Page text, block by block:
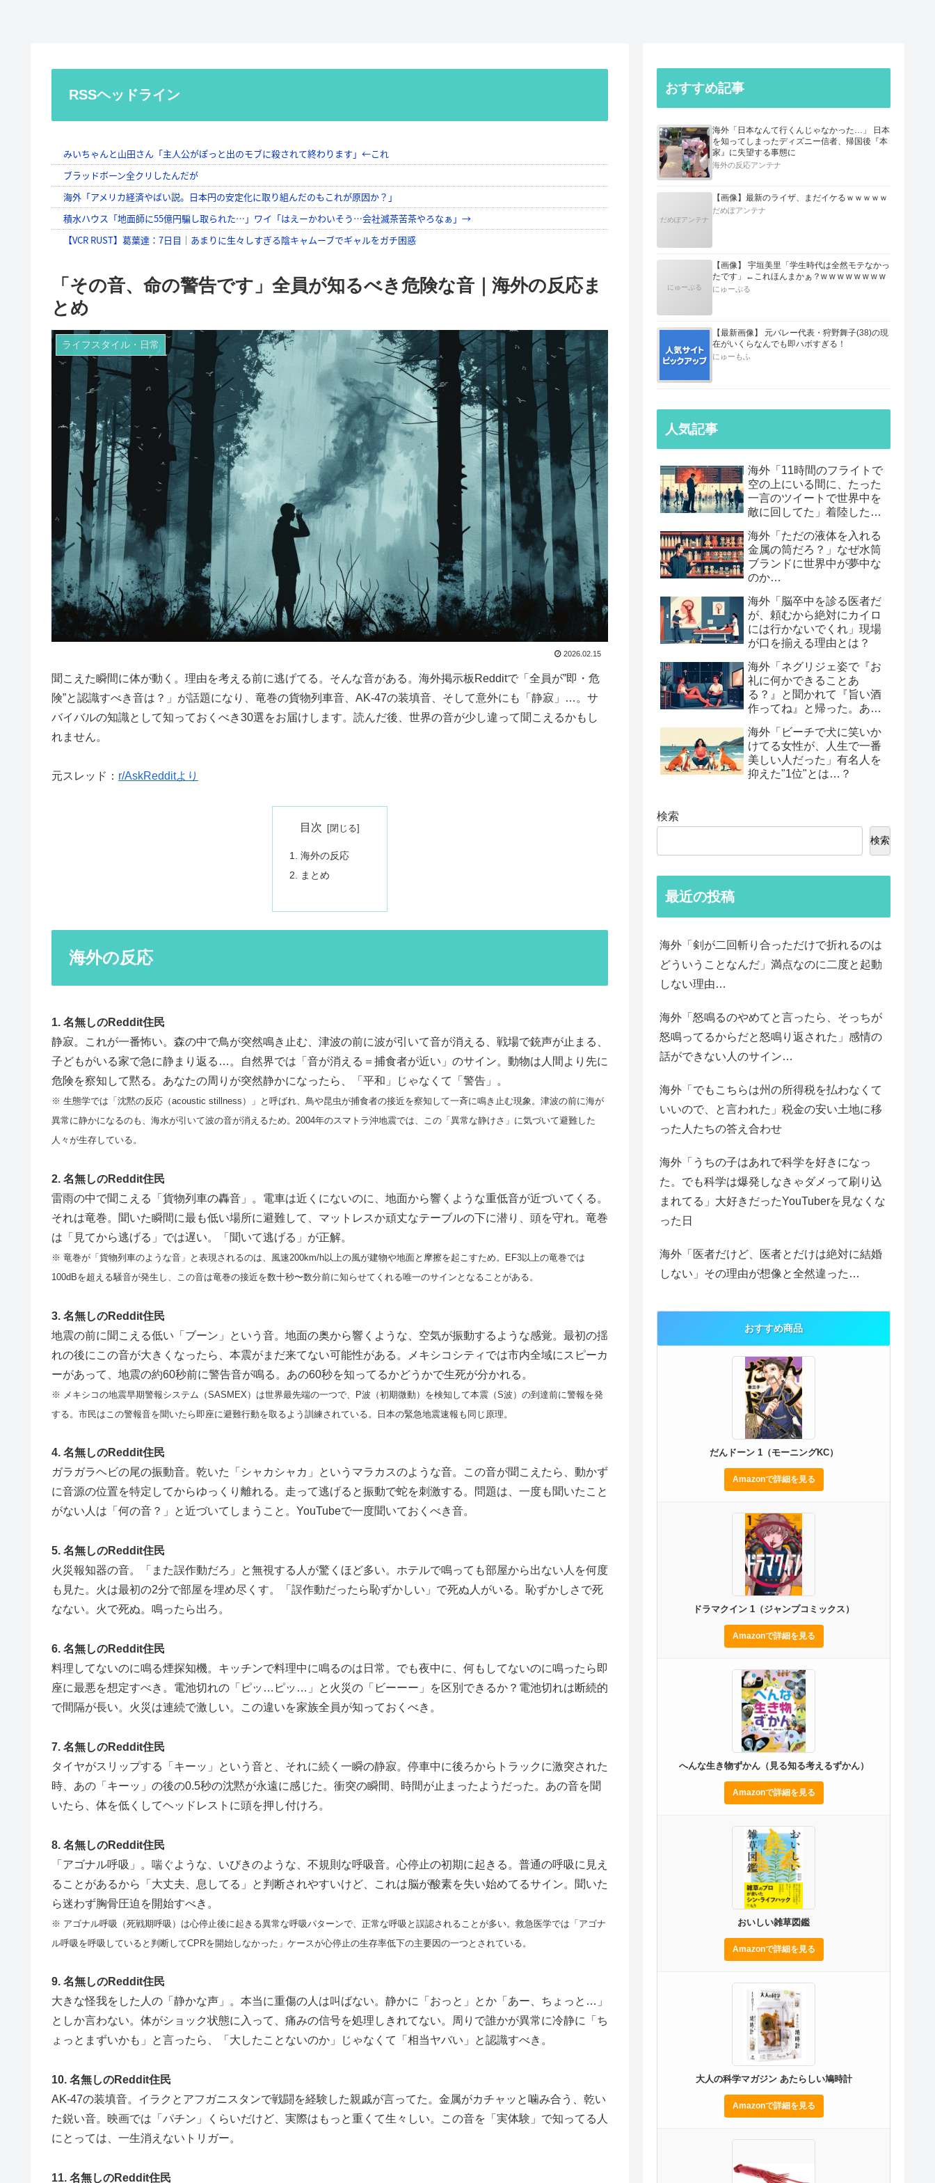
RSSヘッドライン
「その音、命の警告です」全員が知るべき危険な音｜海外の反応ま
とめ
ライフスタイル・日常
2026.02.15
聞こえた瞬間に体が動く。理由を考える前に逃げてる。そんな音がある。海外掲示板Redditで「全員が”即・危
険”と認識すべき音は？」が話題になり、竜巻の貨物列車音、AK-47の装填音、そして意外にも「静寂」…。サ
バイバルの知識として知っておくべき30選をお届けします。読んだ後、世界の音が少し違って聞こえるかもし
れません。
元スレッド： r/AskRedditより
目次
海外の反応
まとめ
海外の反応
1. 名無しのReddit住民
静寂。これが一番怖い。森の中で鳥が突然鳴き止む、津波の前に波が引いて音が消える、戦場で銃声が止まる、
子どもがいる家で急に静まり返る…。自然界では「音が消える＝捕食者が近い」のサイン。動物は人間より先に
危険を察知して黙る。あなたの周りが突然静かになったら、「平和」じゃなくて「警告」。
※ 生態学では「沈黙の反応（acoustic stillness）」と呼ばれ、鳥や昆虫が捕食者の接近を察知して一斉に鳴き止む現象。津波の前に海が
異常に静かになるのも、海水が引いて波の音が消えるため。2004年のスマトラ沖地震では、この「異常な静けさ」に気づいて避難した
人々が生存している。
2. 名無しのReddit住民
雷雨の中で聞こえる「貨物列車の轟音」。電車は近くにないのに、地面から響くような重低音が近づいてくる。
それは竜巻。聞いた瞬間に最も低い場所に避難して、マットレスか頑丈なテーブルの下に潜り、頭を守れ。竜巻
は「見てから逃げる」では遅い。「聞いて逃げる」が正解。
※ 竜巻が「貨物列車のような音」と表現されるのは、風速200km/h以上の風が建物や地面と摩擦を起こすため。EF3以上の竜巻では
100dBを超える騒音が発生し、この音は竜巻の接近を数十秒〜数分前に知らせてくれる唯一のサインとなることがある。
3. 名無しのReddit住民
地震の前に聞こえる低い「ブーン」という音。地面の奥から響くような、空気が振動するような感覚。最初の揺
れの後にこの音が大きくなったら、本震がまだ来てない可能性がある。メキシコシティでは市内全域にスピーカ
ーがあって、地震の約60秒前に警告音が鳴る。あの60秒を知ってるかどうかで生死が分かれる。
※ メキシコの地震早期警報システム（SASMEX）は世界最先端の一つで、P波（初期微動）を検知して本震（S波）の到達前に警報を発
する。市民はこの警報音を聞いたら即座に避難行動を取るよう訓練されている。日本の緊急地震速報も同じ原理。
4. 名無しのReddit住民
ガラガラヘビの尾の振動音。乾いた「シャカシャカ」というマラカスのような音。この音が聞こえたら、動かず
に音源の位置を特定してからゆっくり離れる。走って逃げると振動で蛇を刺激する。問題は、一度も聞いたこと
がない人は「何の音？」と近づいてしまうこと。YouTubeで一度聞いておくべき音。
5. 名無しのReddit住民
火災報知器の音。「また誤作動だろ」と無視する人が驚くほど多い。ホテルで鳴っても部屋から出ない人を何度
も見た。火は最初の2分で部屋を埋め尽くす。「誤作動だったら恥ずかしい」で死ぬ人がいる。恥ずかしさで死
なない。火で死ぬ。鳴ったら出ろ。
6. 名無しのReddit住民
料理してないのに鳴る煙探知機。キッチンで料理中に鳴るのは日常。でも夜中に、何もしてないのに鳴ったら即
座に最悪を想定すべき。電池切れの「ピッ…ピッ…」と火災の「ビーーー」を区別できるか？電池切れは断続的
で間隔が長い。火災は連続で激しい。この違いを家族全員が知っておくべき。
7. 名無しのReddit住民
タイヤがスリップする「キーッ」という音と、それに続く一瞬の静寂。停車中に後ろからトラックに激突された
時、あの「キーッ」の後の0.5秒の沈黙が永遠に感じた。衝突の瞬間、時間が止まったようだった。あの音を聞
いたら、体を低くしてヘッドレストに頭を押し付けろ。
8. 名無しのReddit住民
「アゴナル呼吸」。喘ぐような、いびきのような、不規則な呼吸音。心停止の初期に起きる。普通の呼吸に見え
ることがあるから「大丈夫、息してる」と判断されやすいけど、これは脳が酸素を失い始めてるサイン。聞いた
ら迷わず胸骨圧迫を開始すべき。
※ アゴナル呼吸（死戦期呼吸）は心停止後に起きる異常な呼吸パターンで、正常な呼吸と誤認されることが多い。救急医学では「アゴナ
ル呼吸を呼吸していると判断してCPRを開始しなかった」ケースが心停止の生存率低下の主要因の一つとされている。
9. 名無しのReddit住民
大きな怪我をした人の「静かな声」。本当に重傷の人は叫ばない。静かに「おっと」とか「あー、ちょっと…」
としか言わない。体がショック状態に入って、痛みの信号を処理しきれてない。周りで誰かが異常に冷静に「ち
ょっとまずいかも」と言ったら、「大したことないのか」じゃなくて「相当ヤバい」と認識すべき。
10. 名無しのReddit住民
AK-47の装填音。イラクとアフガニスタンで戦闘を経験した親戚が言ってた。金属がカチャッと噛み合う、乾い
た鋭い音。映画では「パチン」くらいだけど、実際はもっと重くて生々しい。この音を「実体験」で知ってる人
にとっては、一生消えないトリガー。
11. 名無しのReddit住民
おすすめ記事
海外「日本なんて行くんじゃなかった…」 日本
を知ってしまったディズニー信者、帰国後『本
家』に失望する事態に
海外の反応アンテナ
だめぽアンテナ
【画像】最新のライザ、まだイケるｗｗｗｗｗ
だめぽアンテナ
にゅーぷる
【画像】 宇垣美里「学生時代は全然モテなかっ
たです」←これほんまかぁ？w w w w w w w w
にゅーぷる
【最新画像】 元バレー代表・狩野舞子(38)の現
在がいくらなんでも即ハボすぎる！
にゅーもふ
人気記事
海外「11時間のフライトで
空の上にいる間に、たった
一言のツイートで世界中を
敵に回してた」着陸したら
海外「ただの液体を入れる
金属の筒だろ？」なぜ水筒
ブランドに世界中が夢中な
のか…
海外「脳卒中を診る医者だ
が、頼むから絶対にカイロ
には行かないでくれ」現場
が口を揃える理由とは？
海外「ネグリジェ姿で『お
礼に何かできることあ
る？』と聞かれて『旨い酒
作ってね』と帰った。あれ
る男たちの後悔談…
海外「ビーチで犬に笑いか
けてる女性が、人生で一番
美しい人だった」有名人を
抑えた"1位"とは…？
検索
検索
最近の投稿
海外「剣が二回斬り合っただけで折れるのは
どういうことなんだ」満点なのに二度と起動
しない理由…
海外「怒鳴るのやめてと言ったら、そっちが
怒鳴ってるからだと怒鳴り返された」感情の
話ができない人のサイン…
海外「でもこちらは州の所得税を払わなくて
いいので、と言われた」税金の安い土地に移
った人たちの答え合わせ
海外「うちの子はあれで科学を好きになっ
た。でも科学は爆発しなきゃダメって刷り込
まれてる」大好きだったYouTuberを見なくな
った日
海外「医者だけど、医者とだけは絶対に結婚
しない」その理由が想像と全然違った…
おすすめ商品
だんドーン 1（モーニングKC）
Amazonで詳細を見る
ドラマクイン 1（ジャンプコミックス）
Amazonで詳細を見る
へんな生き物ずかん（見る知る考えるずかん）
Amazonで詳細を見る
おいしい雑草図鑑
Amazonで詳細を見る
大人の科学マガジン あたらしい鳩時計
Amazonで詳細を見る